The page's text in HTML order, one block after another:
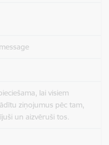
lai visiem
ziņojumus pēc tam,
un aizvēruši tos.